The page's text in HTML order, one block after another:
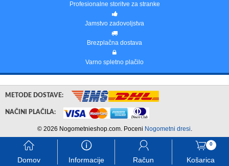
Profesionalne storitve za stranke
Jamstvo zadovoljstva
Brezplačna dostava
Varno spletno plačilo
󰃱
Domov
󰈢
Informacije
󰃳
Račun
0
󰃦
Košarica
METODE DOSTAVE:
NAČINI PLAČILA:
© 2026 Nogometnieshop.com. Poceni Nogometni dresi.